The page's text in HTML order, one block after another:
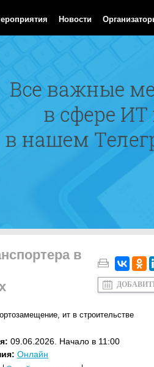
Новости
в
, ит в строительстве
09.06.2026. Начало в 11:00
Онлайн